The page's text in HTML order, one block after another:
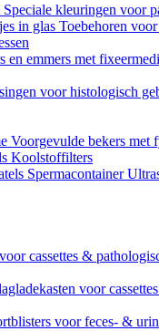
Speciale kleuringen voor
in glas Toebehoren
en emmers met
voor histologisch
Voorgevulde bekers met
Koolstoffilters
Spermacontainer
cassettes &
voor cassettes
voor feces- &